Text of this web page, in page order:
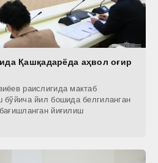
Қашқадарёда аҳвол оғир
раислигида мактаб
йил бошида белгиланган
йиғилиш